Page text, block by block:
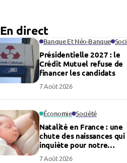
En direct
Banque Et Néo-Banque
Présidentielle 2027 : le
Crédit Mutuel refuse de
financer les candidats
7 Août 2026
Économie Société
Natalité en France : une
chute des naissances qui
inquiète pour notre
économie
7 Août 2026